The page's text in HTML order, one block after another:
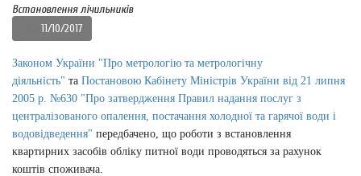
Встановлення лічильників
11/10/2017
Законом України "Про метрологію та метрологічну
діяльність" та Постановою Кабінету Міністрів України від 21 липня
2005 р. №630 "Про затвердження Правил надання послуг з
централізованого опалення, постачання холодної та гарячої води і
водовідведення" передбачено, що роботи з встановлення
квартирних засобів обліку питної води проводяться за рахунок
коштів споживача.